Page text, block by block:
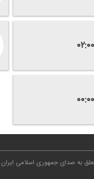
۰۲:۰۰
۰۰:۰۰
به صدای جمهوری اسلامی